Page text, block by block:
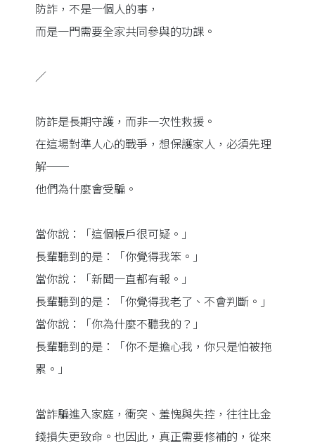
防詐，不是一個人的事，
而是一門需要全家共同參與的功課。
／
防詐是長期守護，而非一次性救援。
在這場對準人心的戰爭，想保護家人，必須先理
解──
他們為什麼會受騙。
當你說：「這個帳戶很可疑。」
長輩聽到的是：「你覺得我笨。」
當你說：「新聞一直都有報。」
長輩聽到的是：「你覺得我老了、不會判斷。」
當你說：「你為什麼不聽我的？」
長輩聽到的是：「你不是擔心我，你只是怕被拖
累。」
當詐騙進入家庭，衝突、羞愧與失控，往往比金
錢損失更致命。也因此，真正需要修補的，從來